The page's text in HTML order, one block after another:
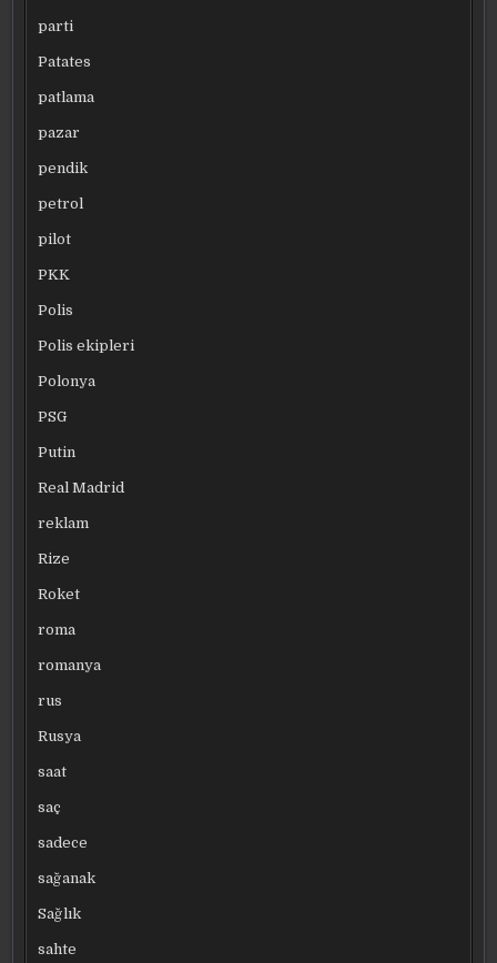
parti
Patates
patlama
pazar
pendik
petrol
pilot
PKK
Polis
Polis ekipleri
Polonya
PSG
Putin
Real Madrid
reklam
Rize
Roket
roma
romanya
rus
Rusya
saat
saç
sadece
sağanak
Sağlık
sahte